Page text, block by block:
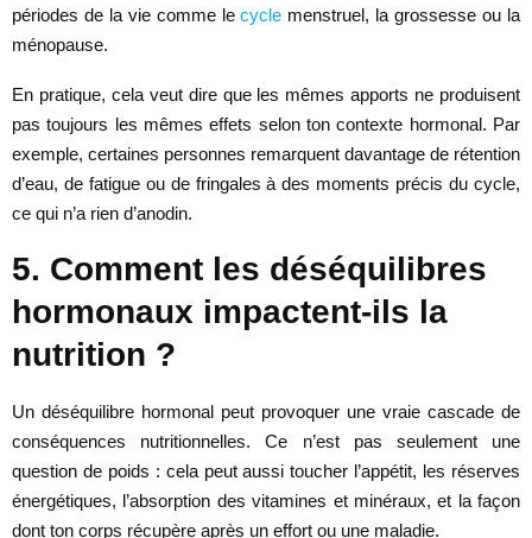
périodes de la vie comme lecycle menstruel, la grossesse ou la
ménopause.
En pratique, cela veut dire que les mêmes apports ne produisent
pas toujours les mêmes effets selon ton contexte hormonal. Par
exemple, certaines personnes remarquent davantage de rétention
d’eau, de fatigue ou de fringales à des moments précis du cycle,
ce qui n’a rien d’anodin.
5. Comment les déséquilibres
hormonaux impactent-ils la
nutrition ?
Un déséquilibre hormonal peut provoquer une vraie cascade de
conséquences nutritionnelles. Ce n’est pas seulement une
question de poids : cela peut aussi toucher l’appétit, les réserves
énergétiques, l’absorption des vitamines et minéraux, et la façon
dont ton corps récupère après un effort ou une maladie.